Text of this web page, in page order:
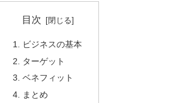
目次
ビジネスの基本
ターゲット
ベネフィット
まとめ